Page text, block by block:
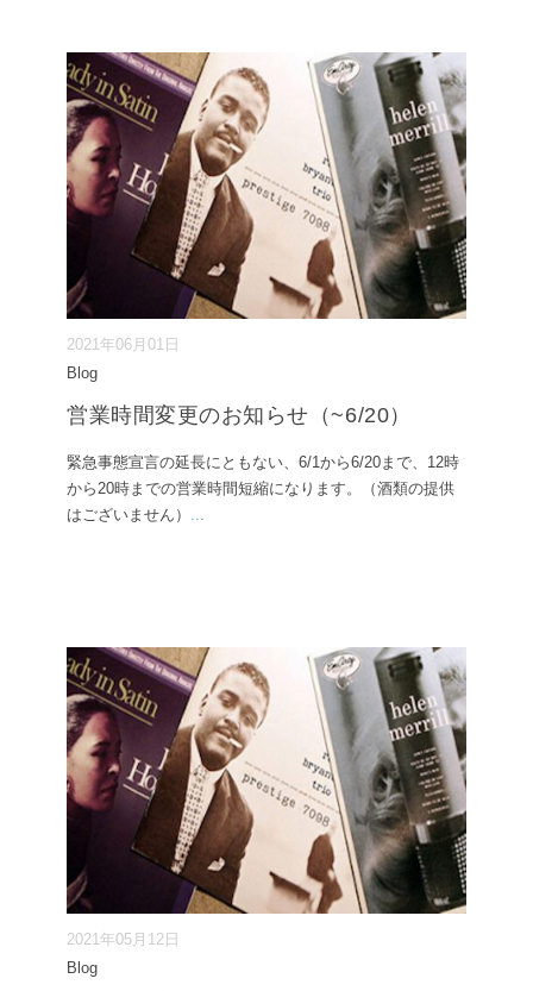
2021年06月01日
Blog
営業時間変更のお知らせ（~6/20）
緊急事態宣言の延長にともない、6/1から6/20まで、12時
から20時までの営業時間短縮になります。（酒類の提供
はございません）
2021年05月12日
Blog